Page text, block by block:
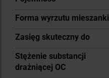
Forma wyrzutu mieszanki
Zasięg skuteczny do
Stężenie substancji
drażniącej OC